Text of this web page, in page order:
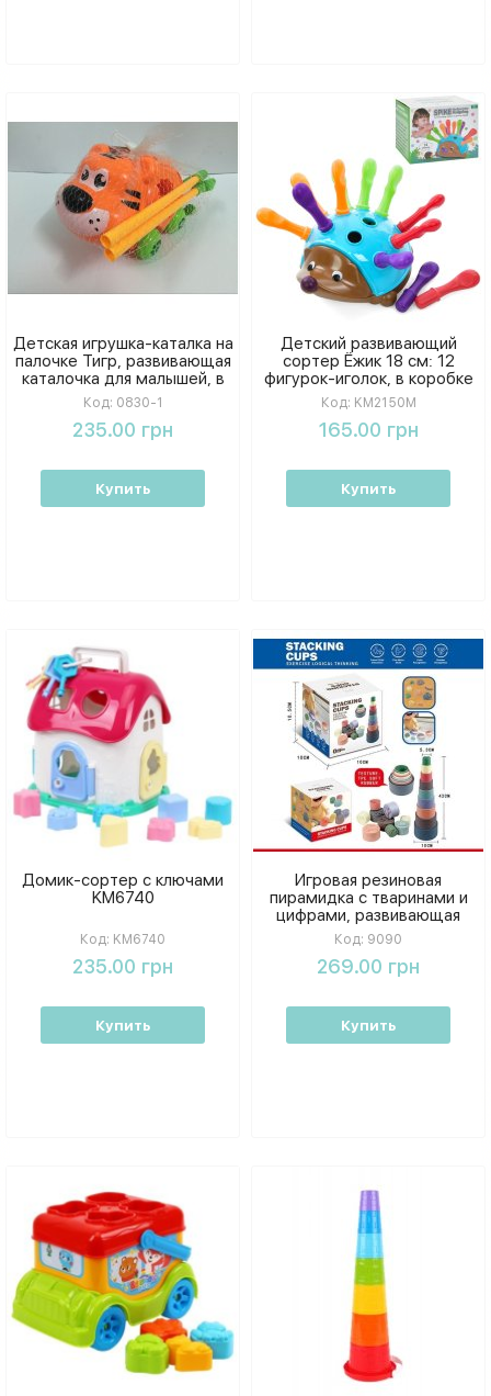
Детская игрушка-каталка на
палочке Тигр, развивающая
каталочка для малышей, в
сетке
Код: 0830-1
235.00 грн
Купить
Детский развивающий
сортер Ёжик 18 см: 12
фигурок-иголок, в коробке
19,5х15х9,5 см
Код: KM2150M
165.00 грн
Купить
Домик-сортер с ключами
KM6740
Код: KM6740
235.00 грн
Купить
Игровая резиновая
пирамидка с тваринами и
цифрами, развивающая
игрушка для малышей
Код: 9090
269.00 грн
Купить